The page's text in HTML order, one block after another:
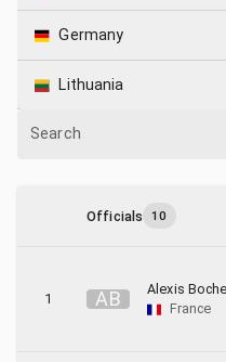
Germany
Lithuania
Search
Officials 10
1 AB
Alexis Boche
France